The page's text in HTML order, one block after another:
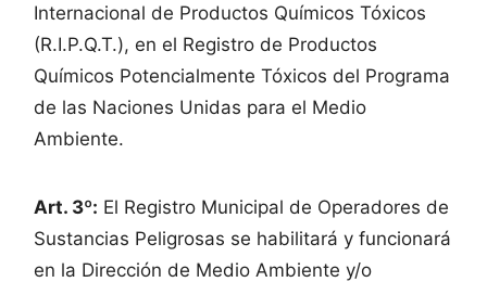
Internacional de Productos Químicos Tóxicos
(R.I.P.Q.T.), en el Registro de Productos
Químicos Potencialmente Tóxicos del Programa
de las Naciones Unidas para el Medio
Ambiente.
Art. 3º: El Registro Municipal de Operadores de
Sustancias Peligrosas se habilitará y funcionará
en la Dirección de Medio Ambiente y/o